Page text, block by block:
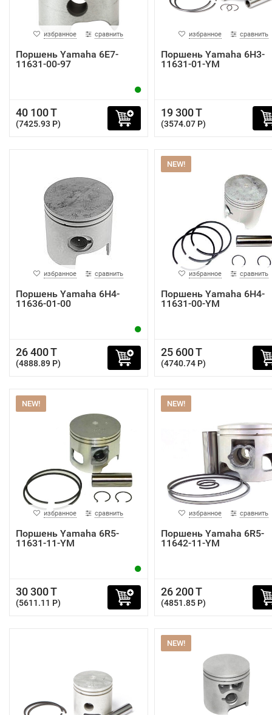
избранное сравнить
Поршень Yamaha 6E7-
11631-00-97
40 100 T
(7425.93 P)
избранное сравнить
Поршень Yamaha 6H3-
11631-01-YM
19 300 T
(3574.07 P)
избранное сравнить
Поршень Yamaha 6H4-
11636-01-00
26 400 T
(4888.89 P)
NEW!
избранное сравнить
Поршень Yamaha 6H4-
11631-00-YM
25 600 T
(4740.74 P)
NEW!
избранное сравнить
Поршень Yamaha 6R5-
11631-11-YM
30 300 T
(5611.11 P)
NEW!
избранное сравнить
Поршень Yamaha 6R5-
11642-11-YM
26 200 T
(4851.85 P)
NEW!